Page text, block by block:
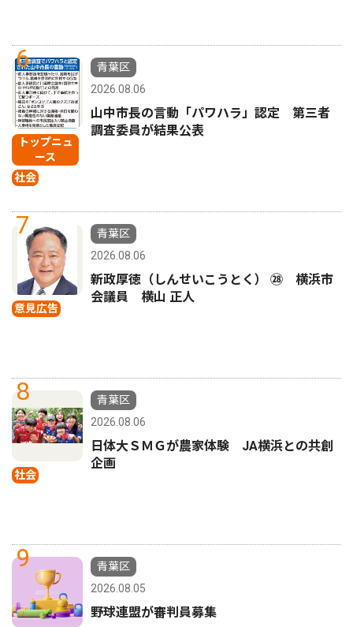
6
トップニュ
ース
社会
青葉区
2026.08.06
山中市長の言動「パワハラ」認定 第三者
調査委員が結果公表
7
意見広告
青葉区
2026.08.06
新政厚徳（しんせいこうとく） ㉘ 横浜市
会議員 横山 正人
8
社会
青葉区
2026.08.06
日体大ＳＭＧが農家体験 JA横浜との共創
企画
9
青葉区
2026.08.05
野球連盟が審判員募集